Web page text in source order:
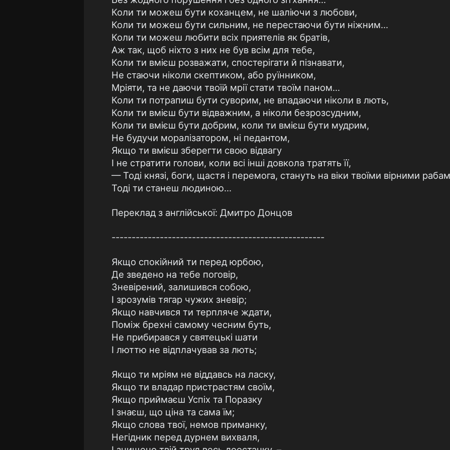
Коли ти можеш бути коханцем, не шаліючи з любови,
Коли ти можеш бути сильним, не перестаючи бути ніжним...
Коли ти можеш любити всіх приятелів як братів,
Аж так, щоб ніхто з них не був всім для тебе,
Коли ти вмієш розважати, спостерігати й пізнавати,
Не стаючи ніколи скептиком, або руїнником,
Мріяти, та не даючи твоїй мрії стати твоїм паном...
Коли ти потрапиш бути суворим, не впадаючи ніколи в лють,
Коли ти вмієш бути відважним, а ніколи безрозсудним,
Коли ти вмієш бути добрим, коли ти вмієш бути мудрим,
Не будучи моралізатором, ні педантом,
Якщо ти вмієш зберегти свою відвагу
І не стратити голови, коли всі інші довкола тратять її,
— Тоді князі, боги, щастя і перемога, стануть на віки твоїми вірними
Тоді ти станеш людиною...
Переклад з англійської: Дмитро Донцов
-----------------------------------------------------
Якщо спокійний ти перед юрбою,
Де зведено на тебе поговір,
Зневірений, залишився собою,
І зрозумів тягар чужих зневір;
Якщо навчився ти терпляче ждати,
Поміж брехні самому чесним буть,
Не прибирався у святецькі шати
І люттю не відплачував за лють;
Якщо ти мріям не віддавсь на ласку,
Якщо ти владар пристрастям своїм,
Якщо приймаєш Успіх та Поразку
І знаєш, що ціна та сама їм;
Якщо слова твої, немов приманку,
Негідник перед дурнем вихваля,